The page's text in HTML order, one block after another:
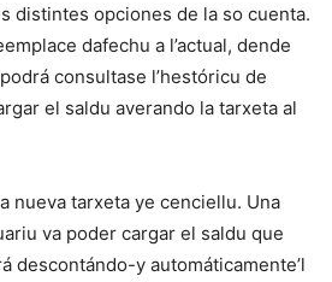
distintes opciones de la so cuenta.
dafechu a l’actual, dende
consultase l’hestóricu de
el saldu averando la tarxeta al
nueva tarxeta ye cenciellu. Una
va poder cargar el saldu que
descontándo-y automáticamente’l